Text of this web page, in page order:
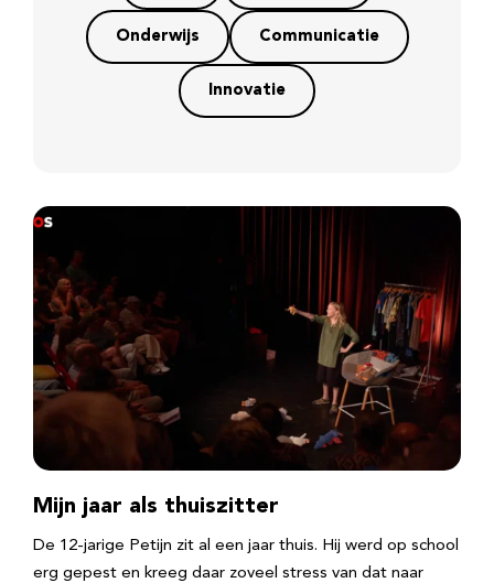
Onderwijs Communicatie
Innovatie
Mijn jaar als thuiszitter
De 12-jarige Petijn zit al een jaar thuis. Hij werd op school
erg gepest en kreeg daar zoveel stress van dat naar